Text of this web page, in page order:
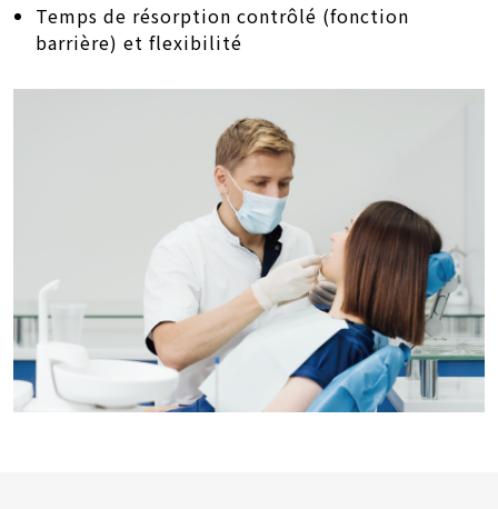
Temps de résorption contrôlé (fonction
barrière) et flexibilité